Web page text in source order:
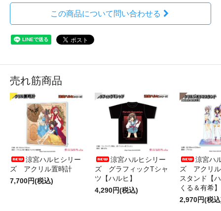
この商品について問い合わせる
売れ筋商品
涼宮ハルヒシリー
ズ アクリル置時計
7,700円(税込)
涼宮ハルヒシリー
ズ グラフィックTシャ
ツ【ハルヒ】
4,290円(税込)
涼宮ハ
ズ アクリル
スタンド【
くる＆有希】
2,970円(税